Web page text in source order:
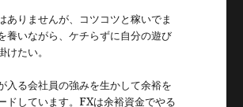
ありませんが、コツコツと稼いでま
養いながら、ケチらずに自分の遊び
けたい。
入る会社員の強みを生かして余裕を
ドしています。FXは余裕資金でやる